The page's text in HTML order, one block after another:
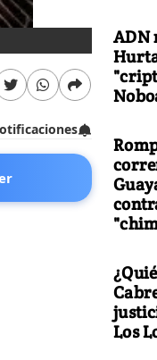
La XVI
ADN
Los